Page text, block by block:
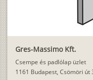
Gres-Massimo Kft.
Csempe és padlólap üzlet
1161 Budapest, Csömöri út